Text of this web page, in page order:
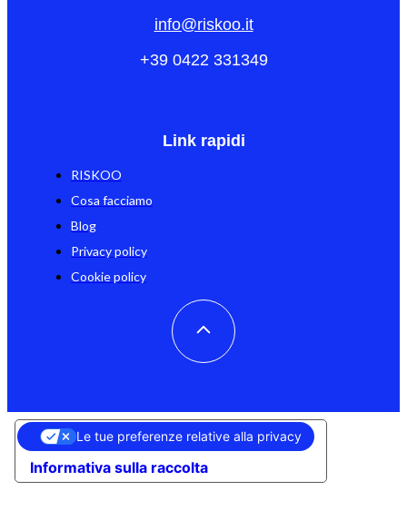
info@riskoo.it
+39 0422 331349
Link rapidi
RISKOO
Cosa facciamo
Blog
Privacy policy
Cookie policy
Informativa sulla raccolta
Le tue preferenze relative alla privacy